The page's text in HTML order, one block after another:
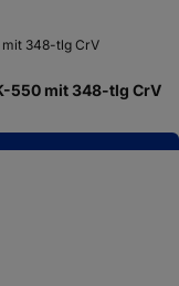
550 mit 348-tlg CrV